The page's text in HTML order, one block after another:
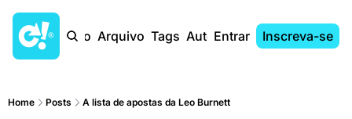
Início Arquivo Tags AutoresEntrar Inscreva-se
Home Posts A lista de apostas da Leo Burnett